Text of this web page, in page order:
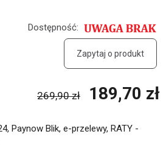
Dostępność:
Zapytaj o produkt
269,90 zł 189,70 zł
Paynow Blik, e-przelewy, RATY -